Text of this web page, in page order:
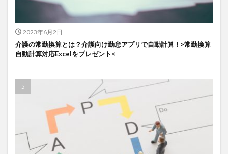
2023年6月2日
介護の常勤換算とは？介護向け勤怠アプリで自動計算！>常勤換算
自動計算対応Excelをプレゼント<
ハビットトラッカー
ハンドソープ
ひび
髪色